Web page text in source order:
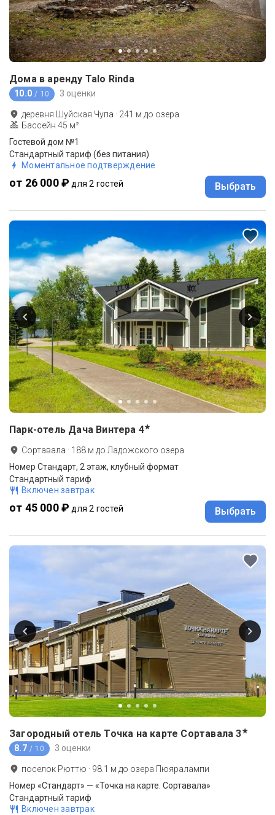
Дома в аренду Talo Rinda
10.0 / 10 3 оценки
деревня Шуйская Чупа · 241 м до озера
Бассейн 45 м²
Гостевой дом №1
Стандартный тариф (без питания)
Моментальное подтверждение
от 26 000 ₽ для 2 гостей Выбрать
Парк-отель Дача Винтера 4★
Сортавала · 188 м доЛадожского озера
Номер Стандарт, 2 этаж, клубный формат
Стандартный тариф
Включен завтрак
от 45 000 ₽ для 2 гостей Выбрать
Загородный отель Точка на карте Сортавала 3★
8.7 / 10 3 оценки
поселок Рюттю · 98.1 м до озера Пюяралампи
Номер «Стандарт» — «Точка на карте. Сортавала»
Стандартный тариф
Включен завтрак